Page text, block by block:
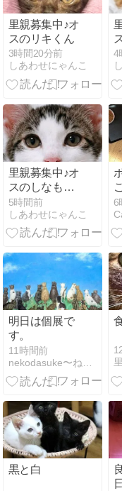
里親募集中♪オ
スのリキくん
3時間20分前
しあわせにゃんこ
4
里親募集中♪オ
スのしなもん
ちゅろくん
5時間前
しあわせにゃんこ
6
明日は個展で
す。
11時間前
黒と白